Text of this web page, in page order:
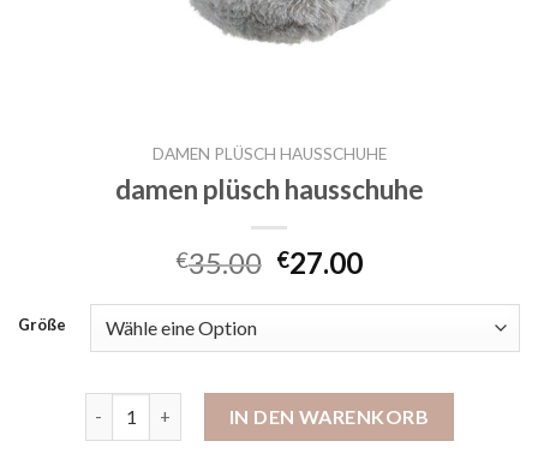
DAMEN PLÜSCH HAUSSCHUHE
damen plüsch hausschuhe
€35.00 €27.00
Größe
IN DEN WARENKORB